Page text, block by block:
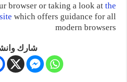
browser or taking a look at the
which offers guidance for all
modern browsers
شارك